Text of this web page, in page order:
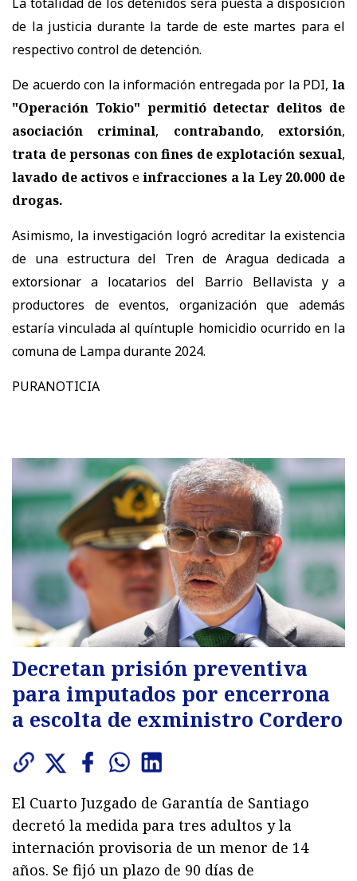
de la justicia durante la tarde de este martes para el
respectivo control de detención.
De acuerdo con la información entregada por la PDI, la
"Operación Tokio" permitió detectar delitos de
asociación criminal, contrabando, extorsión,
trata de personas con fines de explotación sexual,
lavado de activos einfracciones a la Ley 20.000 de
drogas.
Asimismo, la investigación logró acreditar la existencia
de una estructura del Tren de Aragua dedicada a
extorsionar a locatarios del Barrio Bellavista y a
productores de eventos, organización que además
estaría vinculada al quíntuple homicidio ocurrido en la
comuna de Lampa durante 2024.
PURANOTICIA
Decretan prisión preventiva
para imputados por encerrona
a escolta de exministro Cordero
El Cuarto Juzgado de Garantía de Santiago
decretó la medida para tres adultos y la
internación provisoria de un menor de 14
años. Se fijó un plazo de 90 días de